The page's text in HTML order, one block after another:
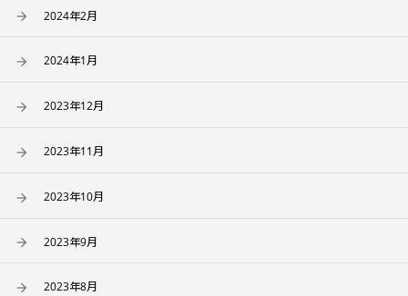
2024年2月
2024年1月
2023年12月
2023年11月
2023年10月
2023年9月
2023年8月